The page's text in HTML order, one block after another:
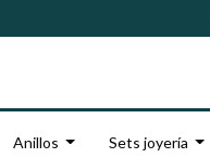
Anillos Sets joyería